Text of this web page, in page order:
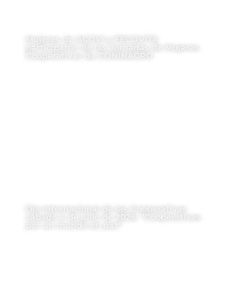
Día Internacional de las Cooperativas